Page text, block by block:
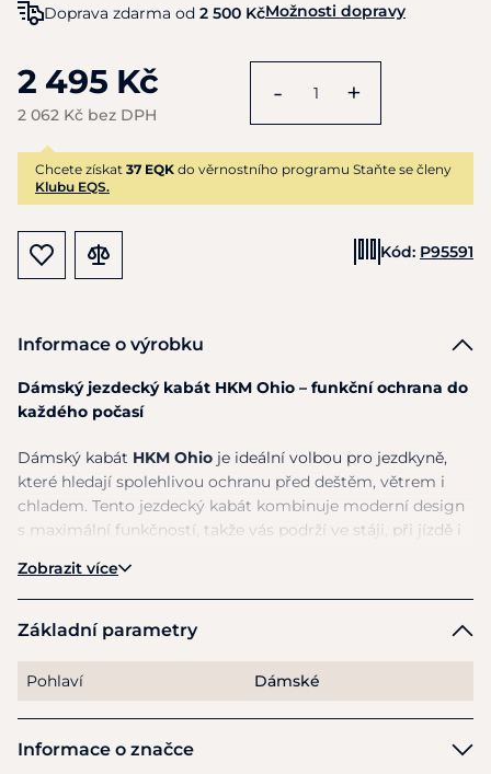
Doprava zdarma od 2 500 KčMožnosti dopravy
2 495 Kč
2 062 Kč bez DPH
- +
Chcete získat 37 EQK do věrnostního programu Staňte se členy
Klubu EQS.
Kód: P95591
Informace o výrobku
Dámský jezdecký kabát HKM Ohio – funkční ochrana do
každého počasí
Dámský kabát HKM Ohio je ideální volbou pro jezdkyně,
které hledají spolehlivou ochranu před deštěm, větrem i
chladem. Tento jezdecký kabát kombinuje moderní design
s maximální funkčností, takže vás podrží ve stáji, při jízdě i
Kabát jenepromokavý, větruodolný, prodyšný a odolný
vůči nečistotám, takže vás udrží v suchu a pohodlí i v
podšívka
poskytuje příjemné teplo během chladných dnů.
Praktickýdvoucestný přední zip s légoua přední panel s
druky zajišťují komfort při jízdě. Boční rozparky na zip
Zobrazit více
Základní parametry
Pohlaví Dámské
Informace o značce